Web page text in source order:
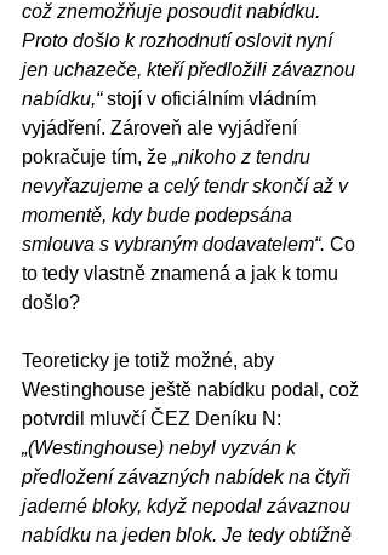
což znemožňuje posoudit nabídku.
Proto došlo k rozhodnutí oslovit nyní
jen uchazeče, kteří předložili závaznou
nabídku,“ stojí v oficiálním vládním
vyjádření. Zároveň ale vyjádření
pokračuje tím, že „nikoho z tendru
nevyřazujeme a celý tendr skončí až v
momentě, kdy bude podepsána
smlouva s vybraným dodavatelem“. Co
to tedy vlastně znamená a jak k tomu
došlo?
Teoreticky je totiž možné, aby
Westinghouse ještě nabídku podal, což
potvrdil mluvčí ČEZ Deníku N:
„(Westinghouse) nebyl vyzván k
předložení závazných nabídek na čtyři
jaderné bloky, když nepodal závaznou
nabídku na jeden blok. Je tedy obtížně